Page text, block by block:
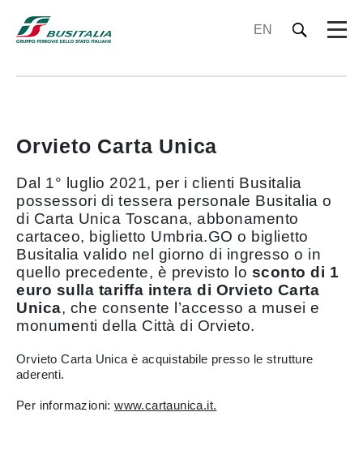
EN
Orvieto Carta Unica
Dal 1° luglio 2021, per i clienti Busitalia
possessori di tessera personale Busitalia o
di Carta Unica Toscana, abbonamento
cartaceo, biglietto Umbria.GO o biglietto
Busitalia valido nel giorno di ingresso o in
quello precedente, è previsto lo sconto di 1
euro sulla tariffa intera di Orvieto Carta
Unica, che consente l’accesso a musei e
monumenti della Città di Orvieto.
Orvieto Carta Unica è acquistabile presso le strutture
aderenti.
Per informazioni:www.cartaunica.it.